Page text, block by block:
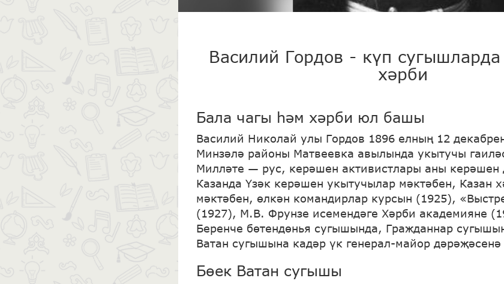
Василий Гордов - күп
хәрби
Бала чагы һәм хәрби юл башы
Василий Николай улы Гордов 1896 елның 12
Минзәлә районы Матвеевка авылында укытучы
Милләте — рус, керәшен активистлары аны керәшен
Казанда Үзәк керәшен укытучылар мәктәбен, Казан
мәктәбен, өлкән командирлар курсын (1925),
(1927), М.В. Фрунзе исемендәге Хәрби академияне
Беренче бөтендөнья сугышында, Гражданнар
Ватан сугышына кадәр үк генерал-майор
Бөек Ватан сугышы